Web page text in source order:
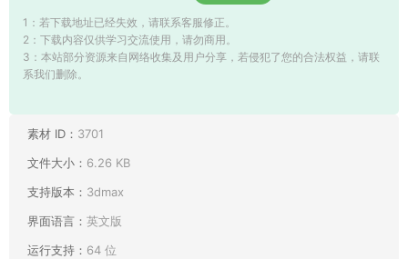
1：若下载地址已经失效，请联系客服修正。
2：下载内容仅供学习交流使用，请勿商用。
3：本站部分资源来自网络收集及用户分享，若侵犯了您的合法权益，请联
系我们删除。
素材 ID： 3701
文件大小： 6.26 KB
支持版本： 3dmax
界面语言： 英文版
运行支持： 64 位